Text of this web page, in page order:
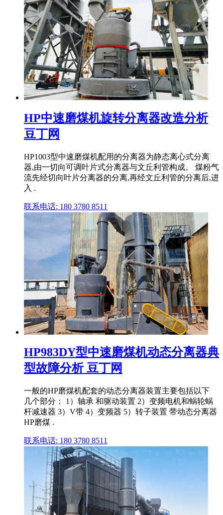
HP中速磨煤机旋转分离器改造分析
豆丁网
HP1003型中速磨煤机配用的分离器为静态离心式分离
器,由一切向可调叶片式分离器与文丘利管构成。 煤粉气
流先经切向叶片分离器的分离,再经文丘利管的分离后,进
入 .
联系电话: 180 3780 8511
HP983DY型中速磨煤机动态分离器典
型故障分析 豆丁网
一般的HP磨煤机配套的动态分离器装置主要包括以下
几个部分： 1）轴承 和驱动装置 2）变频电机和蜗轮蜗
杆减速器 3）V带 4）变频器 5）转子装置 带动态分离器
HP磨煤 .
联系电话: 180 3780 8511